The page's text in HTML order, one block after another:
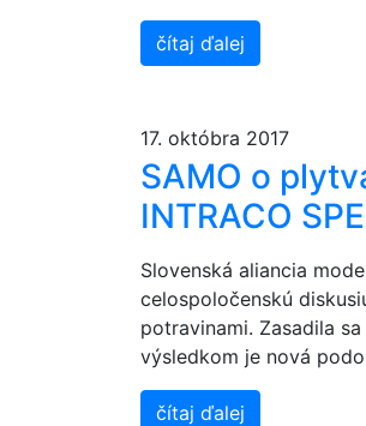
čítaj ďalej
17. októbra 2017
SAMO o
INTRACO
Slovenská aliancia
celospoločenskú
potravinami. Zasadila
výsledkom je nová
čítaj ďalej